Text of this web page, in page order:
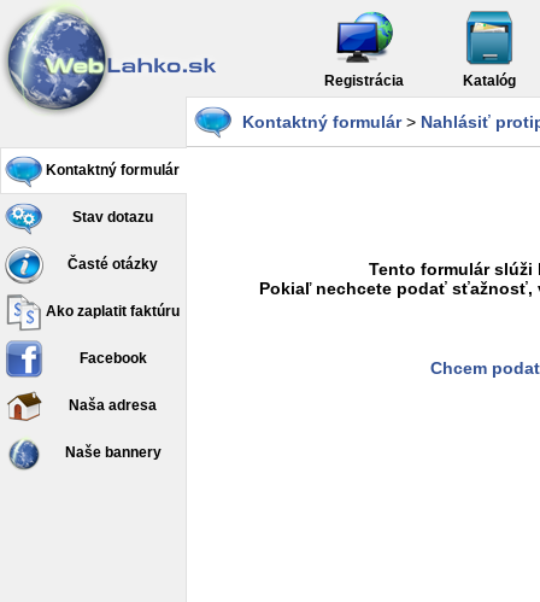
Registrácia Katalóg
Kontaktný formulár
Stav dotazu
Časté otázky
Ako zaplatit faktúru
Facebook
Naša adresa
Naše bannery
Kontaktný formulár> Nahlásiť
Tento formulár
Pokiaľ nechcete podať
Chcem